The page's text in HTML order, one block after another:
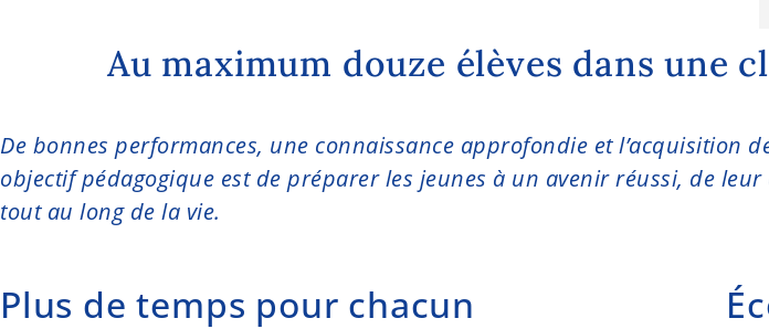
e
t
Au maximum douze élèves dans une
De bonnes performances, une connaissance approfondie et l’acquisition
objectif pédagogique est de préparer les jeunes à un avenir réussi, de
tout au long de la vie.
Plus de temps pour chacun